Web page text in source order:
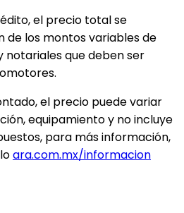
el precio total se
de los montos variables de
que deben ser
el precio puede variar
equipamiento y no incluye
para más información,
ara.com.mx/informacion